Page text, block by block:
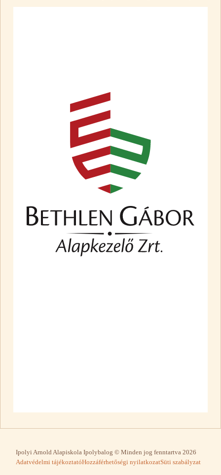
Ipolyi Arnold Alapiskola Ipolybalog © Minden jog fenntartva 2026
Adatvédelmi tájékoztatóHozzáférhetőségi nyilatkozatSüti szabályzat